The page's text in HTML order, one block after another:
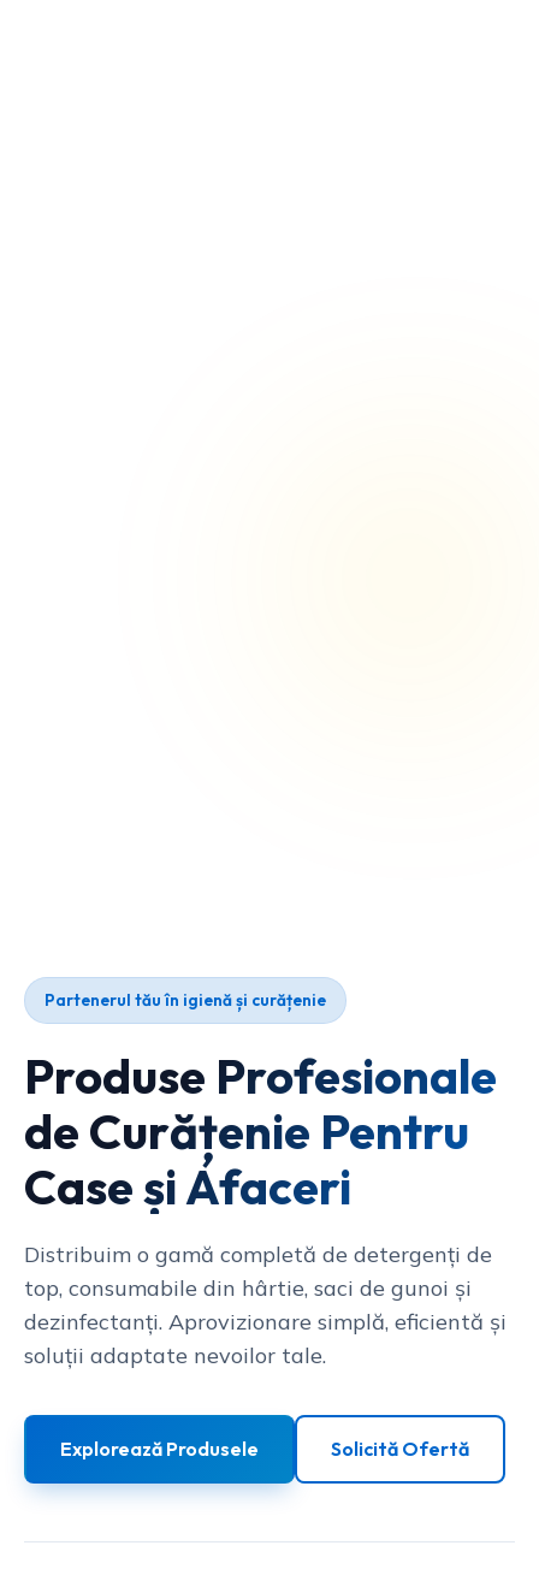
Partenerul tău în igienă și curățenie
Produse Profesionale
de Curățenie Pentru
Case și Afaceri
Distribuim o gamă completă de detergenți de
top, consumabile din hârtie, saci de gunoi și
dezinfectanți. Aprovizionare simplă, eficientă și
soluții adaptate nevoilor tale.
Explorează Produsele Solicită Ofertă